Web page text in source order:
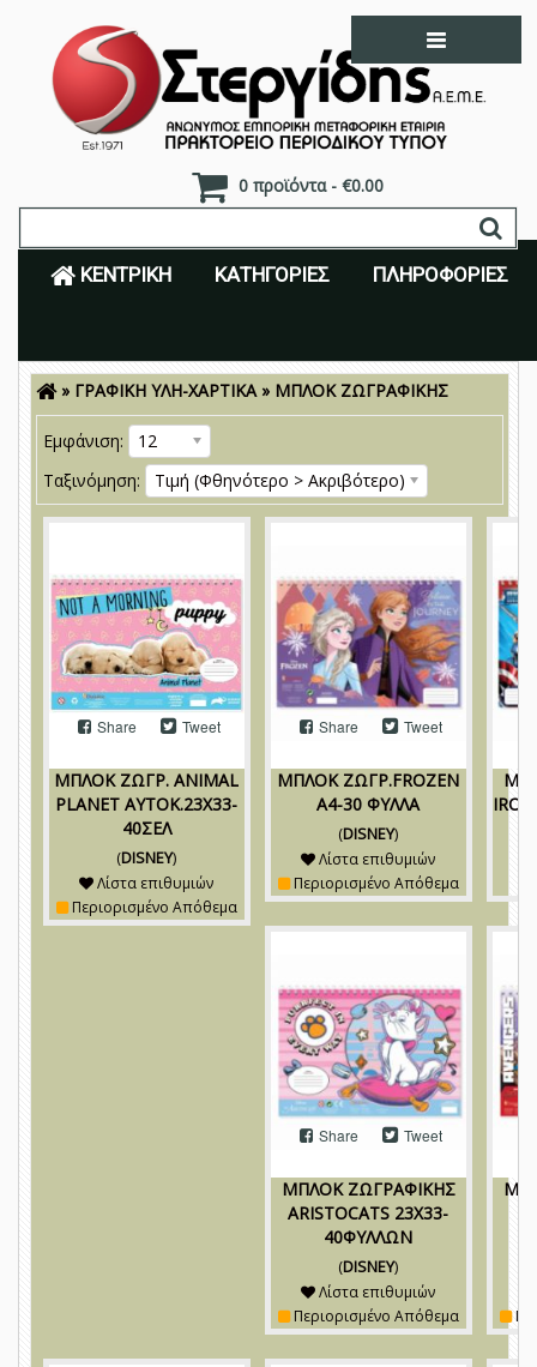
0 προϊόντα - €0.00
ΚΕΝΤΡΙΚΉ ΚΑΤΗΓΟΡΊΕΣ ΠΛΗΡΟΦΟΡΊΕΣ
Είσοδος Εγγραφή
» ΓΡΑΦΙΚΗ ΥΛΗ-ΧΑΡΤΙΚΑ» ΜΠΛΟΚ ΖΩΓΡΑΦΙΚΗΣ
Εμφάνιση:
12
Ταξινόμηση:
Τιμή (Φθηνότερο > Ακριβότερο)
ΜΠΛΟΚ ΖΩΓΡ. ANIMAL
PLANET ΑΥΤΟΚ.23Χ33-
40ΣΕΛ
(DISNEY)
Share Tweet
Λίστα επιθυμιών
Περιορισμένο Απόθεμα
ΜΠΛΟΚ ΖΩΓΡ.FROZEN
Α4-30 ΦΥΛΛΑ
(DISNEY)
Share Tweet
Λίστα επιθυμιών
Περιορισμένο Απόθεμα
ΜΠΛΟΚ ΖΩΓΡΑΦΙΚΗΣ
ARISTOCATS 23Χ33-
40ΦΥΛΛΩΝ
(DISNEY)
Share Tweet
Λίστα επιθυμιών
Περιορισμένο Απόθεμα